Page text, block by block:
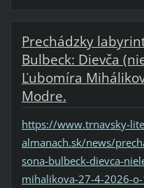
Prechádzky
Bulbeck: Dievča
Ľubomíra
Modre.
https://www.trnavsky-
almanach.sk/news/
sona-bulbeck-dievca-
mihalikova-27-4-2026-